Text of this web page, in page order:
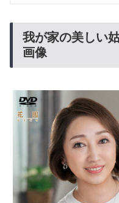
我が家の美しい
画像